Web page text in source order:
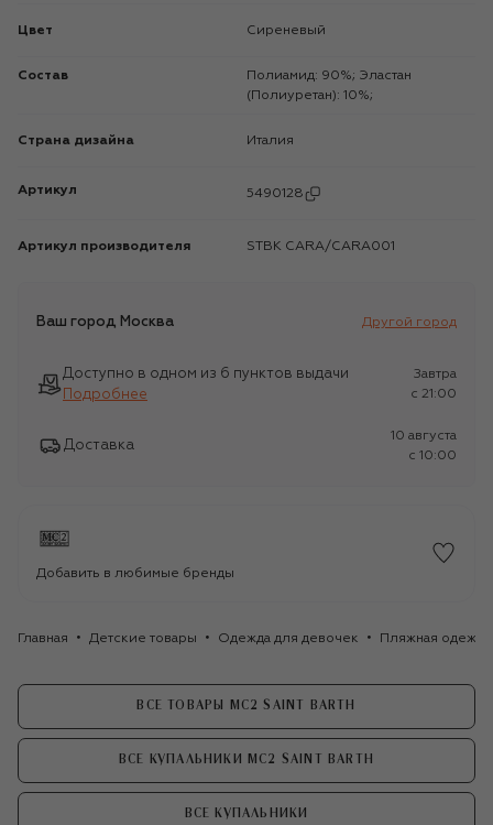
Цвет Сиреневый
Состав
Полиамид: 90%; Эластан
(Полиуретан): 10%;
Страна дизайна Италия
Артикул 5490128
Артикул производителя STBK CARA/CARA001
Ваш город Москва Другой город
Доступно в одном из 6 пунктов выдачи
Подробнее
Завтра
c 21:00
Доставка
10 августа
c 10:00
Добавить в любимые бренды
Главная Детские товары Одежда для девочек Пляжная
ВСЕ ТОВАРЫ MC2 SAINT BARTH
ВСЕ КУПАЛЬНИКИ MC2 SAINT BARTH
ВСЕ КУПАЛЬНИКИ